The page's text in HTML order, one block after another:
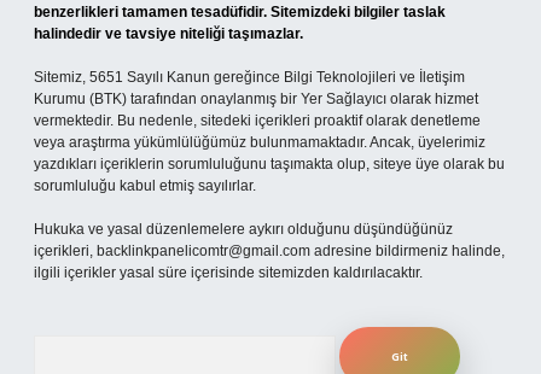
benzerlikleri tamamen tesadüfidir. Sitemizdeki bilgiler taslak
halindedir ve tavsiye niteliği taşımazlar.
Sitemiz, 5651 Sayılı Kanun gereğince Bilgi Teknolojileri ve İletişim
Kurumu (BTK) tarafından onaylanmış bir Yer Sağlayıcı olarak hizmet
vermektedir. Bu nedenle, sitedeki içerikleri proaktif olarak denetleme
veya araştırma yükümlülüğümüz bulunmamaktadır. Ancak, üyelerimiz
yazdıkları içeriklerin sorumluluğunu taşımakta olup, siteye üye olarak bu
sorumluluğu kabul etmiş sayılırlar.
Hukuka ve yasal düzenlemelere aykırı olduğunu düşündüğünüz
içerikleri, backlinkpanelicomtr@gmail.com adresine bildirmeniz halinde,
ilgili içerikler yasal süre içerisinde sitemizden kaldırılacaktır.